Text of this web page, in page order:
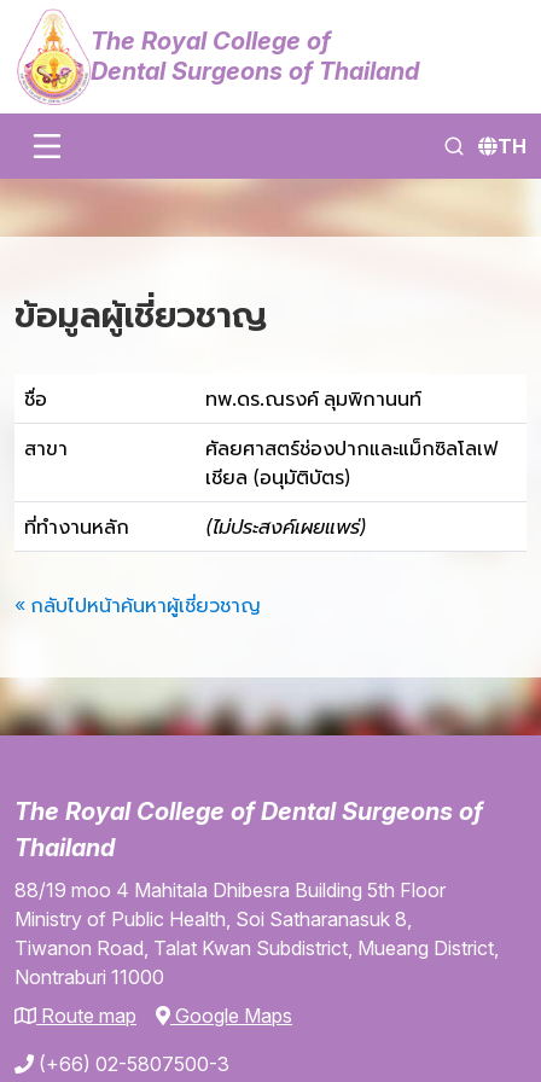
The Royal College of
Dental Surgeons of Thailand
TH
ข้อมูลผู้เชี่ยวชาญ
ชื่อ ทพ.ดร.ณรงค์ ลุมพิกานนท์
สาขา
ศัลยศาสตร์ช่องปากและแม็กซิลโลเฟ
เชียล (อนุมัติบัตร)
ที่ทำงานหลัก (ไม่ประสงค์เผยแพร่)
« กลับไปหน้าค้นหาผู้เชี่ยวชาญ
The Royal College of Dental Surgeons of
Thailand
88/19 moo 4 Mahitala Dhibesra Building 5th Floor
Ministry of Public Health, Soi Satharanasuk 8,
Tiwanon Road, Talat Kwan Subdistrict, Mueang District,
Nontraburi 11000
Route map
Google Maps
(+66) 02-5807500-3